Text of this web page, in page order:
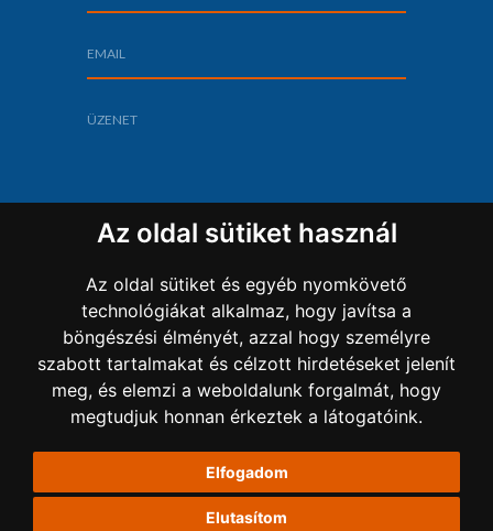
Az oldal sütiket használ
Az oldal sütiket és egyéb nyomkövető
technológiákat alkalmaz, hogy javítsa a
böngészési élményét, azzal hogy személyre
szabott tartalmakat és célzott hirdetéseket jelenít
meg, és elemzi a weboldalunk forgalmát, hogy
megtudjuk honnan érkeztek a látogatóink.
Elfogadom
Elutasítom
Copyright 2022 Sz-L Bau Kft.
IMPRESSZUM MINDENNAPJAINK